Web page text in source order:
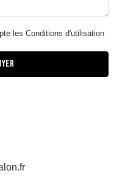
les Conditions d'utilisation